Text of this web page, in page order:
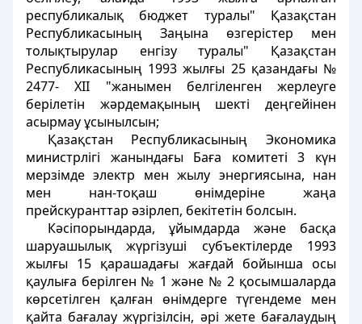
республикалық бюджет туралы" Қазақстан
Республикасының Заңына өзгерістер мен
толықтырулар енгізу туралы" Қазақстан
Республикасының 1993 жылғы 25 қазандағы №
2477- ХII "жанымен белгiленген жерлеуге
берiлетiн жәрдемақының шектi деңгейiнен
асырмау ұсынылсын;
Қазақстан Республикасының Экономика
министрлігі жанындағы Баға комитетi 3 күн
мерзiмде электр мен жылу энергиясына, нан
мен нан-тоқаш өнiмдерiне жаңа
прейскуранттар әзiрлеп, бекiтетiн болсын.
Кәсiпорындарда, ұйымдарда және басқа
шаруашылық жүргiзушi субъектiлерде 1993
жылғы 15 қарашадағы жағдай бойынша осы
қаулыға берiлген № 1 және № 2 қосымшаларда
көрсетiлген қалған өнiмдерге түгендеме мен
қайта бағалау жүргiзiлсiн, әрi жете бағалаудың